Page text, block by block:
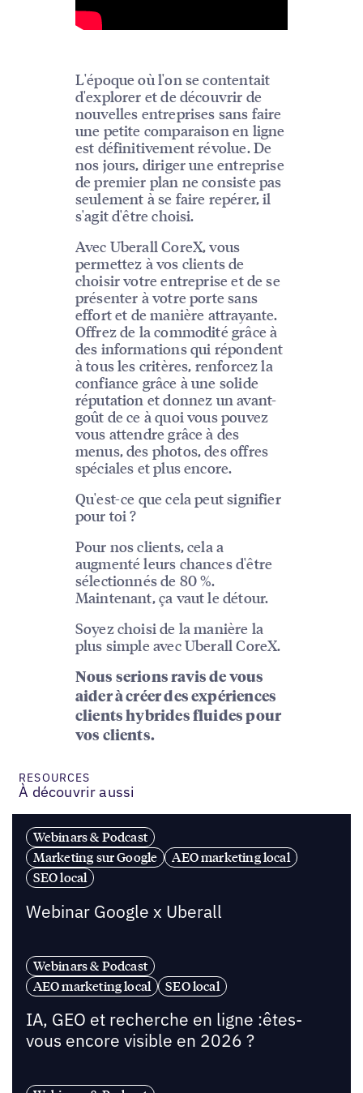
L'époque où l'on se contentait
d'explorer et de découvrir de
nouvelles entreprises sans faire
une petite comparaison en ligne
est définitivement révolue. De
nos jours, diriger une entreprise
de premier plan ne consiste pas
seulement à se faire repérer, il
s'agit d'être choisi.
Avec Uberall CoreX, vous
permettez à vos clients de
choisir votre entreprise et de se
présenter à votre porte sans
effort et de manière attrayante.
Offrez de la commodité grâce à
des informations qui répondent
à tous les critères, renforcez la
confiance grâce à une solide
réputation et donnez un avant-
goût de ce à quoi vous pouvez
vous attendre grâce à des
menus, des photos, des offres
spéciales et plus encore.
Qu'est-ce que cela peut signifier
pour toi ?
Pour nos clients, cela a
augmenté leurs chances d'être
sélectionnés de 80 %.
Maintenant, ça vaut le détour.
Soyez choisi de la manière la
plus simple avec Uberall CoreX.
Nous serions ravis de vous
aider à créer des expériences
clients hybrides fluides pour
vos clients.
RESOURCES
À découvrir aussi
Webinars & Podcast
Marketing sur Google
AEO marketing local
SEO local
Webinar Google x Uberall
Webinars & Podcast
AEO marketing local
SEO local
IA, GEO et recherche en ligne :êtes-
vous encore visible en 2026 ?